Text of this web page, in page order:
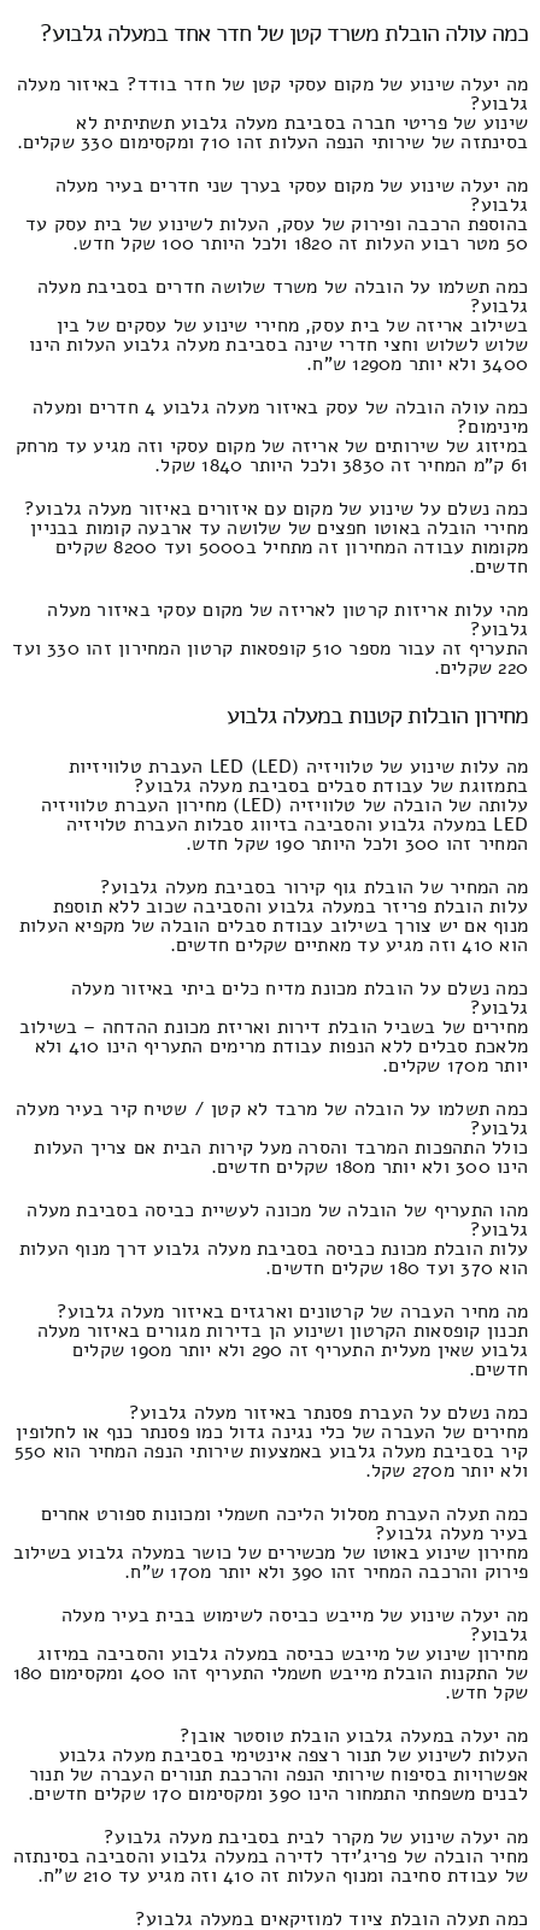
כמה עולה הובלת משרד קטן של חדר אחד במעלה גלבוע?
מה יעלה שינוע של מקום עסקי קטן של חדר בודד? באיזור מעלה
גלבוע?
שינוע של פריטי חברה בסביבת מעלה גלבוע תשתיתית לא
בסינתזה של שירותי הנפה העלות זהו 710 ומקסימום 330 שקלים.
מה יעלה שינוע של מקום עסקי בערך שני חדרים בעיר מעלה
גלבוע?
בהוספת הרכבה ופירוק של עסק, העלות לשינוע של בית עסק עד
50 מטר רבוע העלות זה 1820 ולכל היותר 100 שקל חדש.
כמה תשלמו על הובלה של משרד שלושה חדרים בסביבת מעלה
גלבוע?
בשילוב אריזה של בית עסק, מחירי שינוע של עסקים של בין
שלוש לשלוש וחצי חדרי שינה בסביבת מעלה גלבוע העלות הינו
3400 ולא יותר מ1290 ש"ח.
כמה עולה הובלה של עסק באיזור מעלה גלבוע 4 חדרים ומעלה
מינימום?
במיזוג של שירותים של אריזה של מקום עסקי וזה מגיע עד מרחק
61 ק"מ המחיר זה 3830 ולכל היותר 1840 שקל.
כמה נשלם על שינוע של מקום עם איזורים באיזור מעלה גלבוע?
מחירי הובלה באוטו חפצים של שלושה עד ארבעה קומות בבניין
מקומות עבודה המחירון זה מתחיל ב5000 ועד 8200 שקלים
חדשים.
מהי עלות אריזות קרטון לאריזה של מקום עסקי באיזור מעלה
גלבוע?
התעריף זה עבור מספר 510 קופסאות קרטון המחירון זהו 330 ועד
220 שקלים.
מחירון הובלות קטנות במעלה גלבוע
מה עלות שינוע של טלוויזיה LED (LED) העברת טלוויזיות
בתמזוגת של עבודת סבלים בסביבת מעלה גלבוע?
עלותה של הובלה של טלוויזיה (LED) מחירון העברת טלוויזיה
LED במעלה גלבוע והסביבה בזיווג סבלות העברת טלויזיה
המחיר זהו 300 ולכל היותר 190 שקל חדש.
מה המחיר של הובלת גוף קירור בסביבת מעלה גלבוע?
עלות הובלת פריזר במעלה גלבוע והסביבה שכוב ללא תוספת
מנוף אם יש צורך בשילוב עבודת סבלים הובלה של מקפיא העלות
הוא 410 וזה מגיע עד מאתיים שקלים חדשים.
כמה נשלם על הובלת מכונת מדיח כלים ביתי באיזור מעלה
גלבוע?
מחירים של בשביל הובלת דירות ואריזת מכונת ההדחה – בשילוב
מלאכת סבלים ללא הנפות עבודת מרימים התעריף הינו 410 ולא
יותר מ170 שקלים.
כמה תשלמו על הובלה של מרבד לא קטן / שטיח קיר בעיר מעלה
גלבוע?
כולל התהפכות המרבד והסרה מעל קירות הבית אם צריך העלות
הינו 300 ולא יותר מ180 שקלים חדשים.
מהו התעריף של הובלה של מכונה לעשיית כביסה בסביבת מעלה
גלבוע?
עלות הובלת מכונת כביסה בסביבת מעלה גלבוע דרך מנוף העלות
הוא 370 ועד 180 שקלים חדשים.
מה מחיר העברה של קרטונים וארגזים באיזור מעלה גלבוע?
תכנון קופסאות הקרטון ושינוע הן בדירות מגורים באיזור מעלה
גלבוע שאין מעלית התעריף זה 290 ולא יותר מ190 שקלים
חדשים.
כמה נשלם על העברת פסנתר באיזור מעלה גלבוע?
מחירים של העברה של כלי נגינה גדול כמו פסנתר כנף או לחלופין
קיר בסביבת מעלה גלבוע באמצעות שירותי הנפה המחיר הוא 550
ולא יותר מ270 שקל.
כמה תעלה העברת מסלול הליכה חשמלי ומכונות ספורט אחרים
בעיר מעלה גלבוע?
מחירון שינוע באוטו של מכשירים של כושר במעלה גלבוע בשילוב
פירוק והרכבה המחיר זהו 390 ולא יותר מ170 ש"ח.
מה יעלה שינוע של מייבש כביסה לשימוש בבית בעיר מעלה
גלבוע?
מחירון שינוע של מייבש כביסה במעלה גלבוע והסביבה במיזוג
של התקנות הובלת מייבש חשמלי התעריף זהו 400 ומקסימום 180
שקל חדש.
מה יעלה במעלה גלבוע הובלת טוסטר אובן?
העלות לשינוע של תנור רצפה אינטימי בסביבת מעלה גלבוע
אפשרויות בסיפוח שירותי הנפה והרכבת תנורים העברה של תנור
לבנים משפחתי התמחור הינו 390 ומקסימום 170 שקלים חדשים.
מה יעלה שינוע של מקרר לבית בסביבת מעלה גלבוע?
מחיר הובלה של פריג'ידר לדירה במעלה גלבוע והסביבה בסינתזה
של עבודת סחיבה ומנוף העלות זה 410 וזה מגיע עד 210 ש"ח.
כמה תעלה הובלת ציוד למוזיקאים במעלה גלבוע?